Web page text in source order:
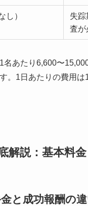
し）
失踪
査が
名あたり6,600〜
。1日あたりの費用
解説：基本料
と成功報酬の